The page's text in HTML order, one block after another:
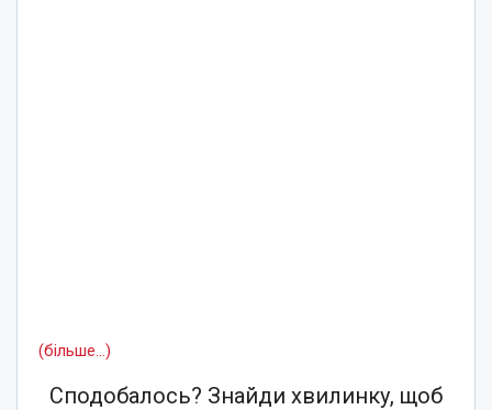
(більше…)
Сподобалось? Знайди хвилинку, щоб